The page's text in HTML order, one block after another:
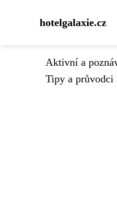
hotelgalaxie.cz
Aktivní a
Tipy a průvodci